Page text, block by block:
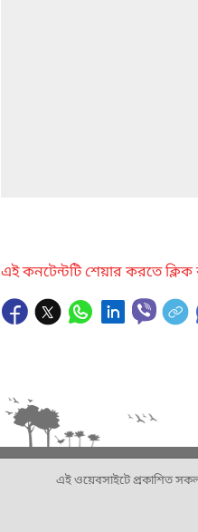
এই কনটেন্টটি শেয়ার করতে
এই ওয়েবসাইটে প্রকাশিত সকল